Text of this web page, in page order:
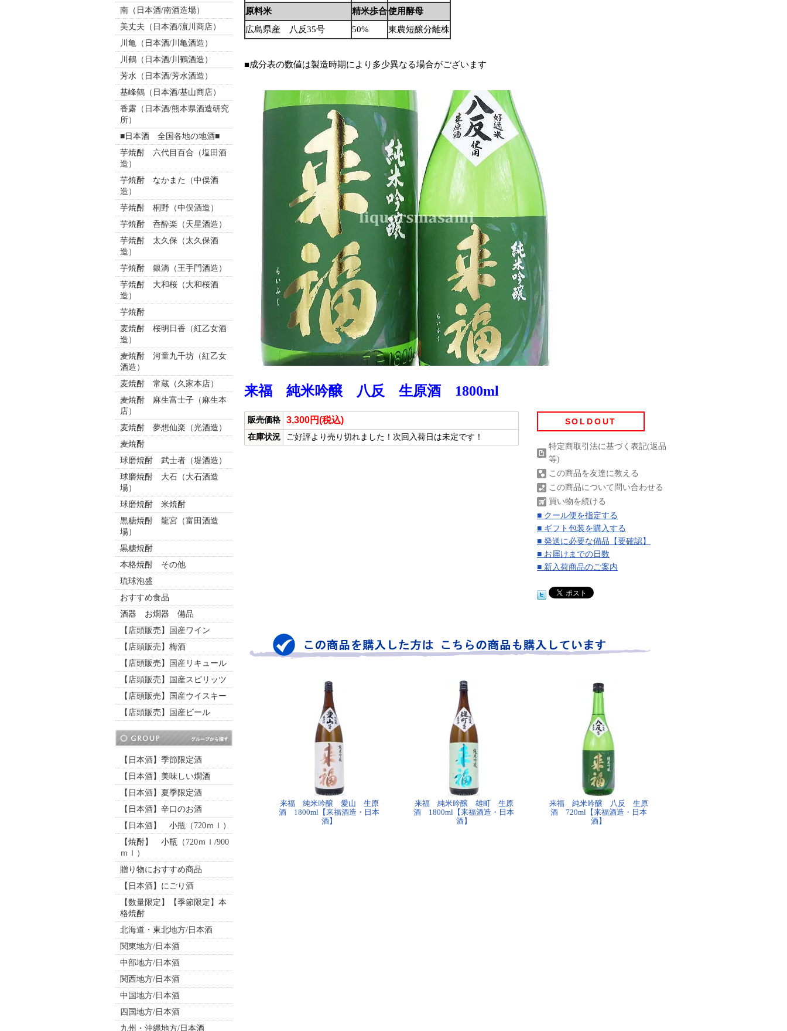
南（日本酒/南酒造場）
美丈夫（日本酒/濵川商店）
川亀（日本酒/川亀酒造）
川鶴（日本酒/川鶴酒造）
芳水（日本酒/芳水酒造）
基峰鶴（日本酒/基山商店）
香露（日本酒/熊本県酒造研究
所）
■日本酒 全国各地の地酒■
芋焼酎 六代目百合（塩田酒
造）
芋焼酎 なかまた（中俣酒
造）
芋焼酎 桐野（中俣酒造）
芋焼酎 呑酔楽（天星酒造）
芋焼酎 太久保（太久保酒
造）
芋焼酎 銀滴（王手門酒造）
芋焼酎 大和桜（大和桜酒
造）
芋焼酎
麦焼酎 桜明日香（紅乙女酒
造）
麦焼酎 河童九千坊（紅乙女
酒造）
麦焼酎 常蔵（久家本店）
麦焼酎 麻生富士子（麻生本
店）
麦焼酎 夢想仙楽（光酒造）
麦焼酎
球磨焼酎 武士者（堤酒造）
球磨焼酎 大石（大石酒造
場）
球磨焼酎 米焼酎
黒糖焼酎 龍宮（富田酒造
場）
黒糖焼酎
本格焼酎 その他
琉球泡盛
おすすめ食品
酒器 お燗器 備品
【店頭販売】国産ワイン
【店頭販売】梅酒
【店頭販売】国産リキュール
【店頭販売】国産スピリッツ
【店頭販売】国産ウイスキー
【店頭販売】国産ビール
【日本酒】季節限定酒
【日本酒】美味しい燗酒
【日本酒】夏季限定酒
【日本酒】辛口のお酒
【日本酒】 小瓶（720ｍｌ）
【焼酎】 小瓶（720ｍｌ/900
ｍｌ）
贈り物におすすめ商品
【日本酒】にごり酒
【数量限定】【季節限定】本
格焼酎
北海道・東北地方/日本酒
関東地方/日本酒
中部地方/日本酒
関西地方/日本酒
中国地方/日本酒
四国地方/日本酒
九州・沖縄地方/日本酒
原料米
精米歩合使用酵母
広島県産 八反35号
50% 東農短醸分離株
■成分表の数値は製造時期により多少異なる場合がございます
来福 純米吟醸 八反 生原酒 1800ml
販売価格 3,300円(税込)
在庫状況 ご好評より売り切れました！次回入荷日は未定です！
SOLDOUT
特定商取引法に基づく表記(返品
等)
この商品を友達に教える
この商品について問い合わせる
買い物を続ける
■ クール便を指定する
■ ギフト包装を購入する
■ 発送に必要な備品【要確認】
■ お届けまでの日数
■ 新入荷商品のご案内
来福 純米吟醸 愛山 生原
酒 1800ml【来福酒造・日本
酒】
来福 純米吟醸 雄町 生原
酒 1800ml【来福酒造・日本
酒】
来福 純米吟醸 八反 生原
酒 720ml【来福酒造・日本
酒】